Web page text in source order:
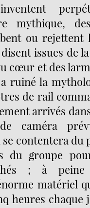
mythique,
ou rejettent
issues de
cœur et des
ruiné la
de rail
arrivés
caméra
se contentera
du groupe
; à peine
matériel
heures chaque